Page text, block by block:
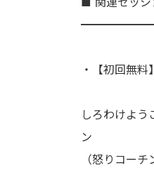
・【初回無
しろわけよう
ン
（怒りコー